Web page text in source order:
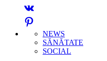
NEWS
SĂNĂTATE
SOCIAL